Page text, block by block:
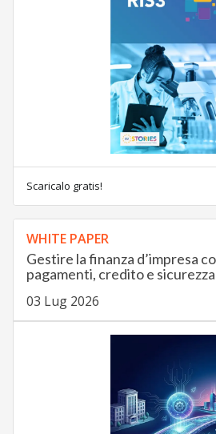
Scaricalo gratis!
WHITE PAPER
Gestire la finanza d’impresa
pagamenti, credito e
03 Lug 2026